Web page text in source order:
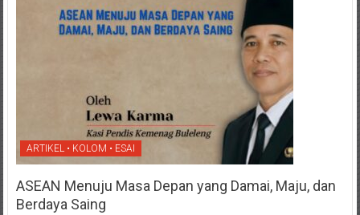
ARTIKEL • KOLOM • ESAI
ASEAN Menuju Masa Depan yang Damai, Maju, dan
Berdaya Saing